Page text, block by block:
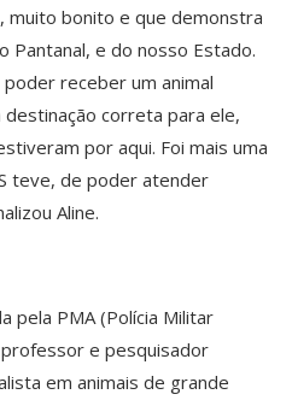
muito bonito e que demonstra
Pantanal, e do nosso Estado.
receber um animal
correta para ele,
por aqui. Foi mais uma
teve, de poder atender
Aline.
pela PMA (Polícia Militar
e pesquisador
em animais de grande